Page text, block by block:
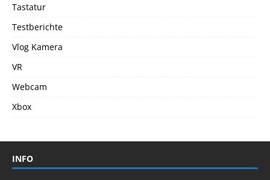
Tastatur
Testberichte
Vlog Kamera
VR
Webcam
Xbox
INFO